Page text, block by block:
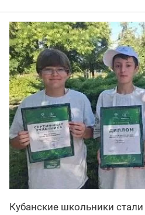
Кубанские школьники